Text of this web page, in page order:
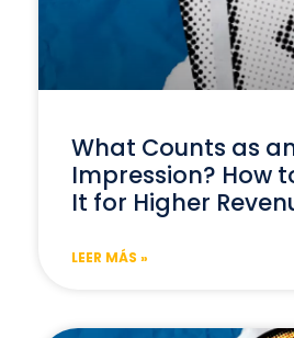
What Counts as
Impression? How
It for Higher
LEER MÁS »